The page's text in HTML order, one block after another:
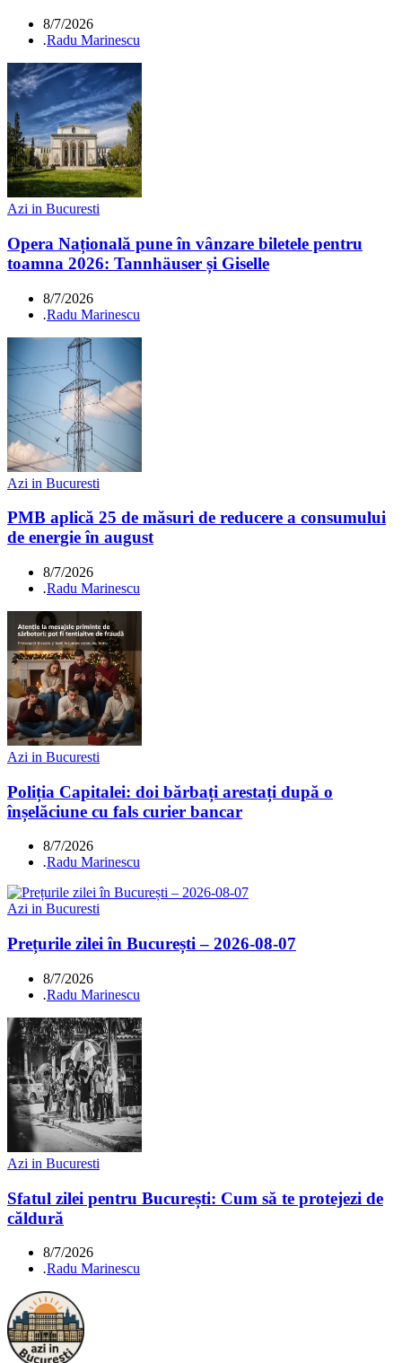
8/7/2026
.Radu Marinescu
Azi in Bucuresti
Opera Națională pune în vânzare biletele pentru
toamna 2026: Tannhäuser și Giselle
8/7/2026
.Radu Marinescu
Azi in Bucuresti
PMB aplică 25 de măsuri de reducere a consumului
de energie în august
8/7/2026
.Radu Marinescu
Azi in Bucuresti
Poliția Capitalei: doi bărbați arestați după o
înșelăciune cu fals curier bancar
8/7/2026
.Radu Marinescu
Azi in Bucuresti
Prețurile zilei în București – 2026-08-07
8/7/2026
.Radu Marinescu
Azi in Bucuresti
Sfatul zilei pentru București: Cum să te protejezi de
căldură
8/7/2026
.Radu Marinescu